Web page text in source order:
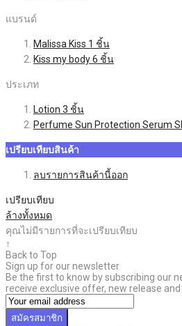
แบรนด์
Malissa Kiss 1 ชิ้น
Kiss my body6 ชิ้น
ประเภท
Lotion 3 ชิ้น
Perfume Sun Protection Serum
เปรียบเทียบสินค้า
ลบรายการสินค้านี้ออก
เปรียบเทียบ
ล้างทั้งหมด
คุณไม่มีรายการที่จะเปรียบเทียบ
↑
Back to Top
Sign up for our newsletter
Be the first to know by subscribing our
receive exclusive offer, new release
สมัครสมาชิก